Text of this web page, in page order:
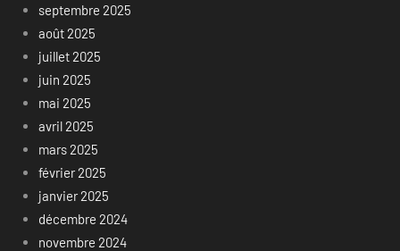
septembre 2025
août 2025
juillet 2025
juin 2025
mai 2025
avril 2025
mars 2025
février 2025
janvier 2025
décembre 2024
novembre 2024